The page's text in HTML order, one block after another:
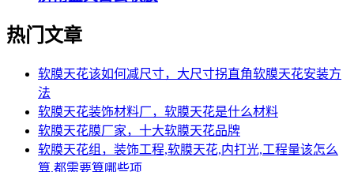
热门文章
软膜天花该如何减尺寸，大尺寸拐直角软膜天花安装方
法
软膜天花装饰材料厂，软膜天花是什么材料
软膜天花膜厂家，十大软膜天花品牌
软膜天花组，装饰工程,软膜天花,内打光,工程量该怎么
算,都需要算哪些项